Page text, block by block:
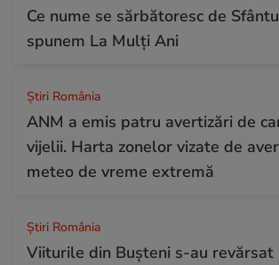
Ce nume se sărbătoresc de
spunem La Mulți Ani
Știri România
ANM a emis patru avertizări de
vijelii. Harta zonelor vizate de
meteo de vreme extremă
Știri România
Viiturile din Bușteni s-au revărsat